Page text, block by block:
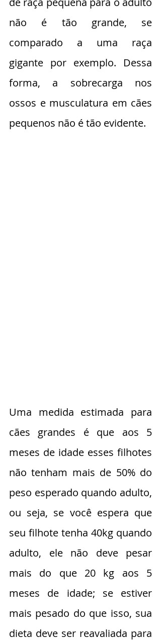
não é tão grande, se
comparado a uma raça
gigante por exemplo. Dessa
forma, a sobrecarga nos
ossos e musculatura em cães
pequenos não é tão evidente.
Uma medida estimada para
cães grandes é que aos 5
meses de idade esses filhotes
não tenham mais de 50% do
peso esperado quando adulto,
ou seja, se você espera que
seu filhote tenha 40kg quando
adulto, ele não deve pesar
mais do que 20 kg aos 5
meses de idade; se estiver
mais pesado do que isso, sua
dieta deve ser reavaliada para